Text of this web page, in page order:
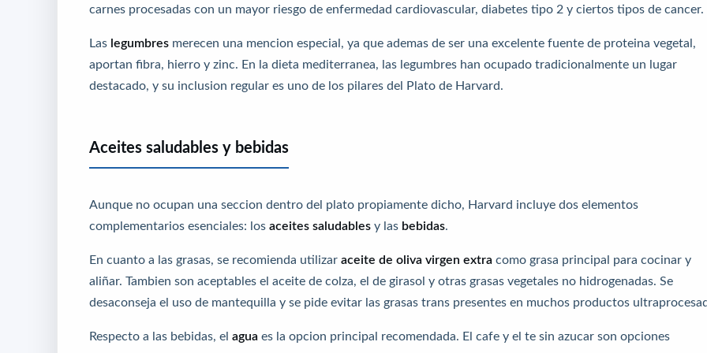
carnes procesadas con un mayor riesgo de enfermedad cardiovascular, diabetes tipo 2 y ciertos tipos de cancer.
Las legumbres merecen una mencion especial, ya que ademas de ser una excelente fuente de proteina vegetal,
aportan fibra, hierro y zinc. En la dieta mediterranea, las legumbres han ocupado tradicionalmente un lugar
destacado, y su inclusion regular es uno de los pilares del Plato de Harvard.
Aceites saludables y bebidas
Aunque no ocupan una seccion dentro del plato propiamente dicho, Harvard incluye dos elementos
complementarios esenciales: los aceites saludables y las bebidas
En cuanto a las grasas, se recomienda utilizar aceite de oliva virgen extra como grasa principal para cocinar y
aliñar. Tambien son aceptables el aceite de colza, el de girasol y otras grasas vegetales no hidrogenadas. Se
desaconseja el uso de mantequilla y se pide evitar las grasas trans presentes en muchos productos
Respecto a las bebidas, el agua es la opcion principal recomendada. El cafe y el te sin azucar son opciones